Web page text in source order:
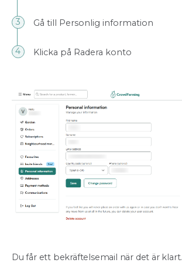
Gå till Personlig information
Klicka på Radera konto
Du får ett bekräftelsemail när det är klart.